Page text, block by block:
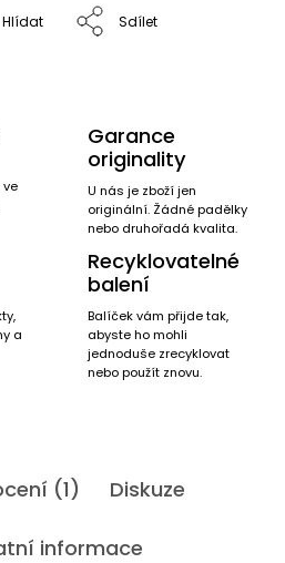
Hlídat Sdílet
ve
Garance
originality
U nás je zboží jen
originální. Žádné padělky
nebo druhořadá kvalita.
a
Recyklovatelné
balení
Balíček vám přijde tak,
abyste ho mohli
jednoduše zrecyklovat
nebo použít znovu.
(1) Diskuze
informace